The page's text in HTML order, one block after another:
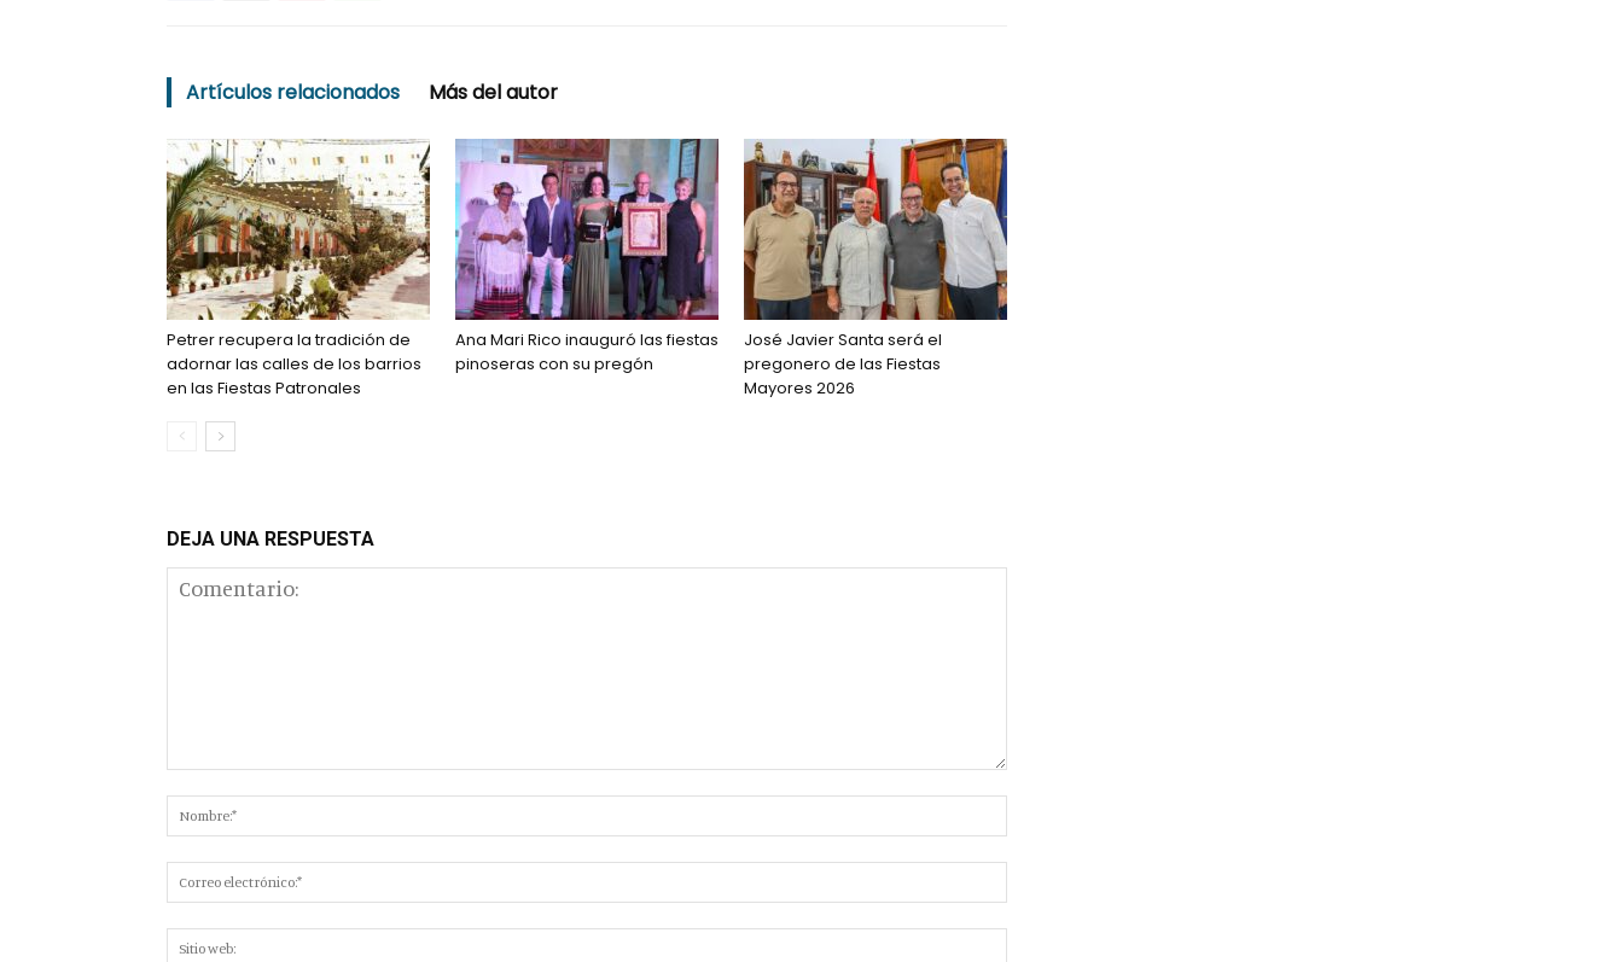
Artículos relacionados Más del autor
Petrer recupera la tradición de
adornar las calles de los barrios
en las Fiestas Patronales
Ana Mari Rico inauguró las fiestas
pinoseras con su pregón
José Javier Santa será el
pregonero de las Fiestas
Mayores 2026
DEJA UNA RESPUESTA